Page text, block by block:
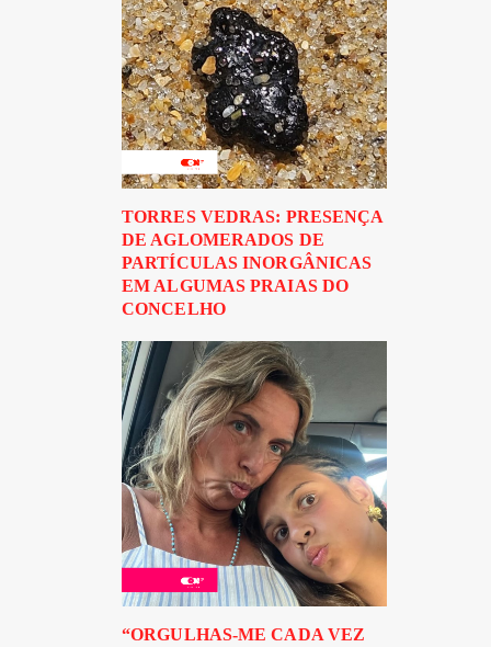
TORRES VEDRAS: PRESENÇA
DE AGLOMERADOS DE
PARTÍCULAS INORGÂNICAS
EM ALGUMAS PRAIAS DO
CONCELHO
“ORGULHAS-ME CADA VEZ